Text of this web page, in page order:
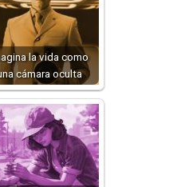
la vida como
cámara oculta